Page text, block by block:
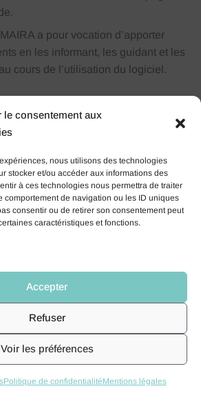
le consentement aux
nous utilisons des technologies
stocker et/ou accéder aux informations des
à ces technologies nous permettra de traiter
comportement de navigation ou les ID uniques
consentir ou de retirer son consentement peut
caractéristiques et fonctions.
Accepter
Refuser
Voir les préférences
Politique de confidentialitéMentions légales
a pour vocation d’apporter
en les informant, les guidant et les
cours de l’utilisation du logiciel.
une relation
chacun de nos
de vos besoins à l’utilisation
ERP. Nous mettons tout en œuvre
solution durable, robuste et
service de grande qualité,
temps et des mises à jour